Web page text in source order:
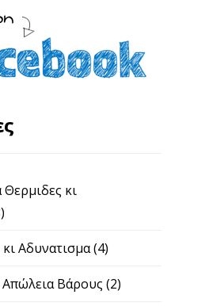
κι
κι Αδυνατισμα(4)
Βάρους (2)